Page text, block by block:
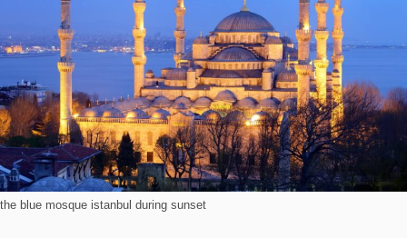
the blue mosque istanbul during sunset